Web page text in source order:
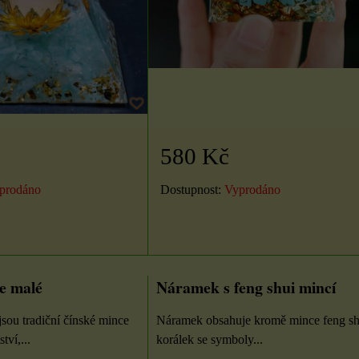
580 Kč
Dostupnost: Vyprodáno
malé
tradiční čínské mince
Náramek s feng shui mincí
Náramek obsahuje kromě mince feng
korálek se symboly...
Válec výška 16 cm
Velikost: průměr 6,7 cm,
oboustranné lepicí kolečka,